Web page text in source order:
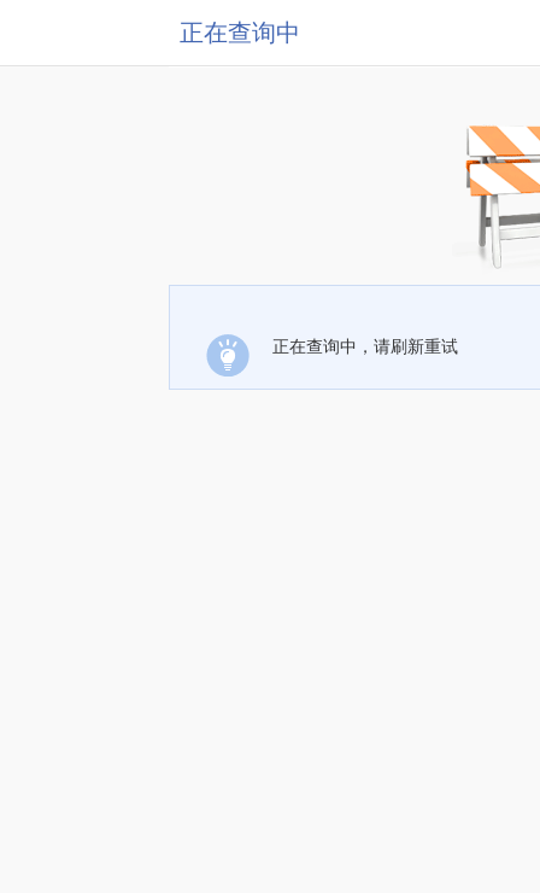
正在查询中
正在查询中，请刷新重试